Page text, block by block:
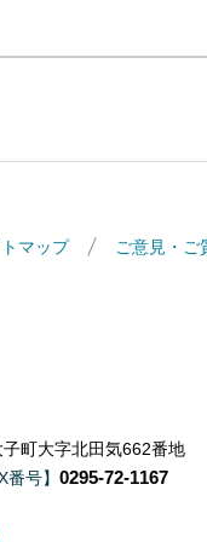
マップ ご意見・ご
町大字北田気662番地
番号】 0295-72-1167
Facebook
子町YouTube